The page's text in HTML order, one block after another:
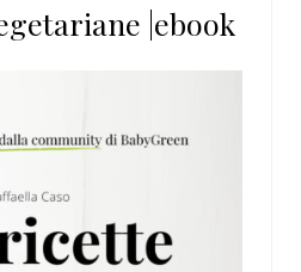
|ebook